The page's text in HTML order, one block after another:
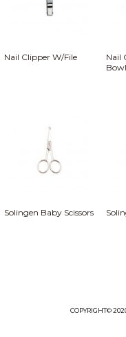
Nail Clipper W/File
Nail
Bowl
Solingen Baby Scissors
COPYRIGHT©